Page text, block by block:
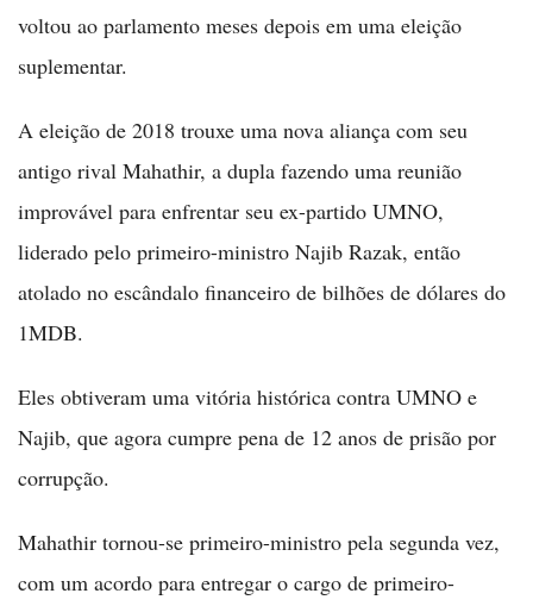
voltou ao parlamento meses depois em uma eleição
suplementar.
A eleição de 2018 trouxe uma nova aliança com seu
antigo rival Mahathir, a dupla fazendo uma reunião
improvável para enfrentar seu ex-partido UMNO,
liderado pelo primeiro-ministro Najib Razak, então
atolado no escândalo financeiro de bilhões de dólares do
1MDB.
Eles obtiveram uma vitória histórica contra UMNO e
Najib, que agora cumpre pena de 12 anos de prisão por
corrupção.
Mahathir tornou-se primeiro-ministro pela segunda vez,
com um acordo para entregar o cargo de primeiro-